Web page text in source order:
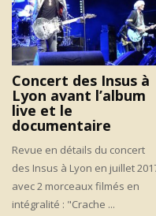
Concert des Insus à
Lyon avant l’album
live et le
documentaire
Revue en détails du concert
des Insus à Lyon en juillet
avec 2 morceaux filmés en
intégralité : "Crache ...